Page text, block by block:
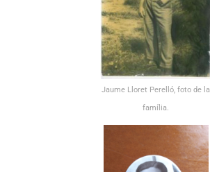
Jaume Lloret Perelló, foto de la
família.